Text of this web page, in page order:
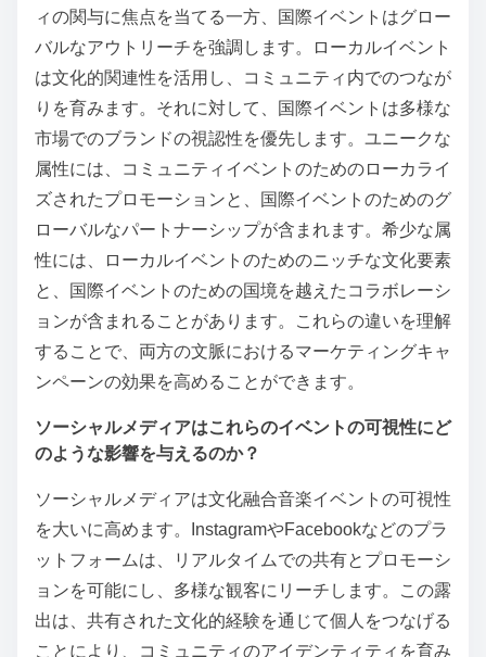
ィの関与に焦点を当てる一方、国際イベントはグロー
バルなアウトリーチを強調します。ローカルイベント
は文化的関連性を活用し、コミュニティ内でのつなが
りを育みます。それに対して、国際イベントは多様な
市場でのブランドの視認性を優先します。ユニークな
属性には、コミュニティイベントのためのローカライ
ズされたプロモーションと、国際イベントのためのグ
ローバルなパートナーシップが含まれます。希少な属
性には、ローカルイベントのためのニッチな文化要素
と、国際イベントのための国境を越えたコラボレーシ
ョンが含まれることがあります。これらの違いを理解
することで、両方の文脈におけるマーケティングキャ
ンペーンの効果を高めることができます。
ソーシャルメディアはこれらのイベントの可視性にど
のような影響を与えるのか？
ソーシャルメディアは文化融合音楽イベントの可視性
を大いに高めます。InstagramやFacebookなどのプラ
ットフォームは、リアルタイムでの共有とプロモーシ
ョンを可能にし、多様な観客にリーチします。この露
出は、共有された文化的経験を通じて個人をつなげる
ことにより、コミュニティのアイデンティティを育み